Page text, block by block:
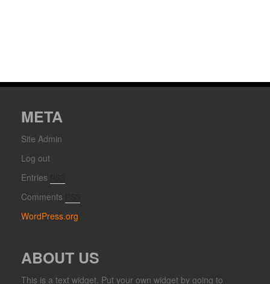
META
Site Admin
Log out
Entries
Comments
WordPress.org
ABOUT US
This is a text widget. Put your own widget by going to